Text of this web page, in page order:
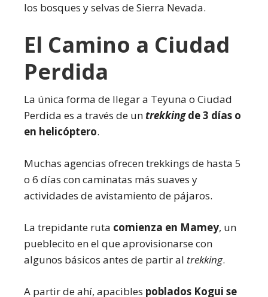
los bosques y selvas de Sierra Nevada.
El Camino a Ciudad
Perdida
La única forma de llegar a Teyuna o Ciudad
Perdida es a través de un trekkingde 3 días o
en helicóptero.
Muchas agencias ofrecen trekkings de hasta 5
o 6 días con caminatas más suaves y
actividades de avistamiento de pájaros.
La trepidante ruta comienza en Mamey, un
pueblecito en el que aprovisionarse con
algunos básicos antes de partir al trekking.
A partir de ahí, apacibles poblados Kogui se